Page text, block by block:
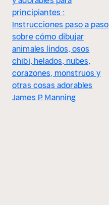
principiantes :
Instrucciones paso a paso
sobre cómo dibujar
animales lindos, osos
chibi, helados, nubes,
corazones, monstruos y
otras cosas adorables
James P. Manning